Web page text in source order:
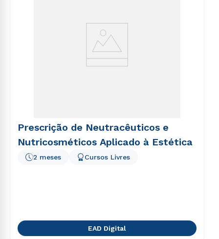
Prescrição de Neutracêuticos e
Nutricosméticos Aplicado à Estética
2 meses Cursos Livres
EAD Digital